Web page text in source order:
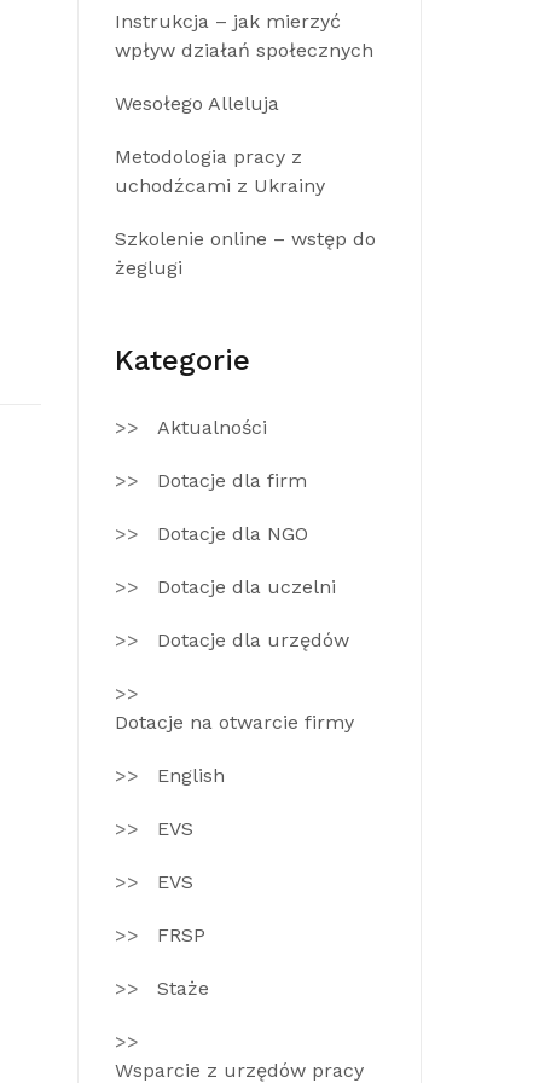
Instrukcja – jak mierzyć
wpływ działań społecznych
Wesołego Alleluja
Metodologia pracy z
uchodźcami z Ukrainy
Szkolenie online – wstęp do
żeglugi
Kategorie
Aktualności
Dotacje dla firm
Dotacje dla NGO
Dotacje dla uczelni
Dotacje dla urzędów
Dotacje na otwarcie firmy
English
EVS
EVS
FRSP
Staże
Wsparcie z urzędów pracy